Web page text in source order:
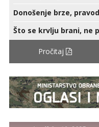
Donošenje brze,
Što se krvlju brani, ne
Pročitaj